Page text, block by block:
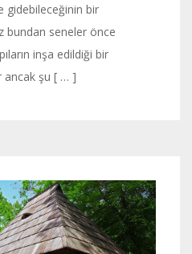
gidebileceğinin bir
bundan seneler önce
inşa edildiği bir
ancak şu [ … ]